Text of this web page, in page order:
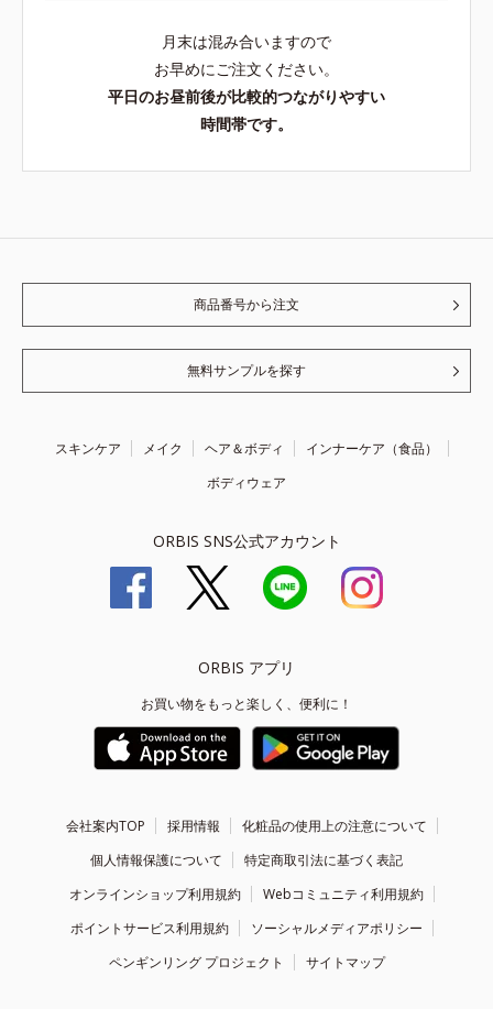
月末は混み合いますので
お早めにご注文ください。
平日のお昼前後が比較的つながりやすい
時間帯です。
商品番号から注文
無料サンプルを探す
スキンケア メイク ヘア＆ボディ
インナーケア（食品）
ボディウェア
ORBIS SNS公式アカウント
ORBIS アプリ
お買い物をもっと楽しく、便利に！
会社案内TOP 採用情報
化粧品の使用上の注意について
個人情報保護について
特定商取引法に基づく表記
オンラインショップ利用規約
Webコミュニティ利用規約
ポイントサービス利用規約
ソーシャルメディアポリシー
ペンギンリング プロジェクト
サイトマップ